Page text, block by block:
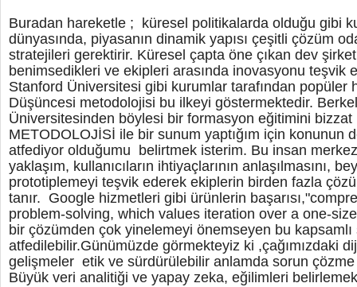
Buradan hareketle ; küresel politikalarda olduğu gibi
dünyasında, piyasanın dinamik yapısı çeşitli çözüm
stratejileri gerektirir. Küresel çapta öne çıkan dev
benimsedikleri ve ekipleri arasında inovasyonu teşvik
Stanford Üniversitesi gibi kurumlar tarafından popüler
Düşüncesi metodolojisi bu ilkeyi göstermektedir.
Üniversitesinden böylesi bir formasyon eğitimini
METODOLOJİSİ ile bir sunum yaptığım için konunun
atfediyor olduğumu belirtmek isterim. Bu insan
yaklaşım, kullanıcıların ihtiyaçlarının anlaşılmasını,
prototiplemeyi teşvik ederek ekiplerin birden fazla
tanır. Google hizmetleri gibi ürünlerin
problem-solving, which values iteration over a one-
bir çözümden çok yinelemeyi önemseyen bu kapsamlı
atfedilebilir.Günümüzde görmekteyiz ki ,çağımızdaki
gelişmeler etik ve sürdürülebilir anlamda sorun çözme
Büyük veri analitiği ve yapay zeka, eğilimleri